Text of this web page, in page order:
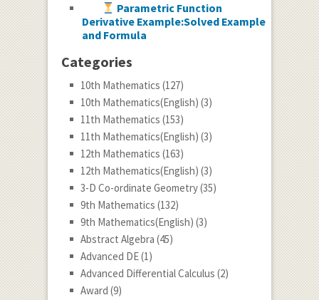
Parametric Function
Derivative Example:Solved Example
and Formula
Categories
10th Mathematics (127)
10th Mathematics(English) (3)
11th Mathematics (153)
11th Mathematics(English) (3)
12th Mathematics (163)
12th Mathematics(English) (3)
3-D Co-ordinate Geometry(35)
9th Mathematics (132)
9th Mathematics(English) (3)
Abstract Algebra (45)
Advanced DE(1)
Advanced Differential Calculus (2)
Award (9)